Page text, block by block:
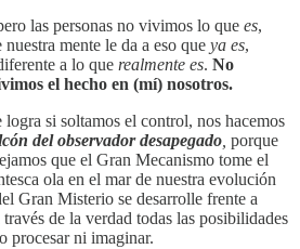
las personas no vivimos lo que es,
mente le da a eso que ya es,
a lo que realmente es. No
el hecho en (mí) nosotros.
si soltamos el control, nos hacemos
del observador desapegado porque
que el Gran Mecanismo tome el
ola en el mar de nuestra evolución
Gran Misterio se desarrolle frente a
de la verdad todas las posibilidades
procesar ni imaginar.